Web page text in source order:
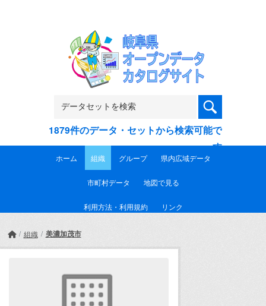
1879件のデータ・セットから検索可能で
す
ホーム 組織 グループ 県内広域データ
市町村データ 地図で見る
利用方法・利用規約 リンク
組織 美濃加茂市